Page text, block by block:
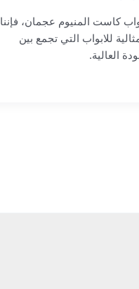
كاست المنيوم عجمان، فإننا
للابواب التي تجمع بين
العالية.